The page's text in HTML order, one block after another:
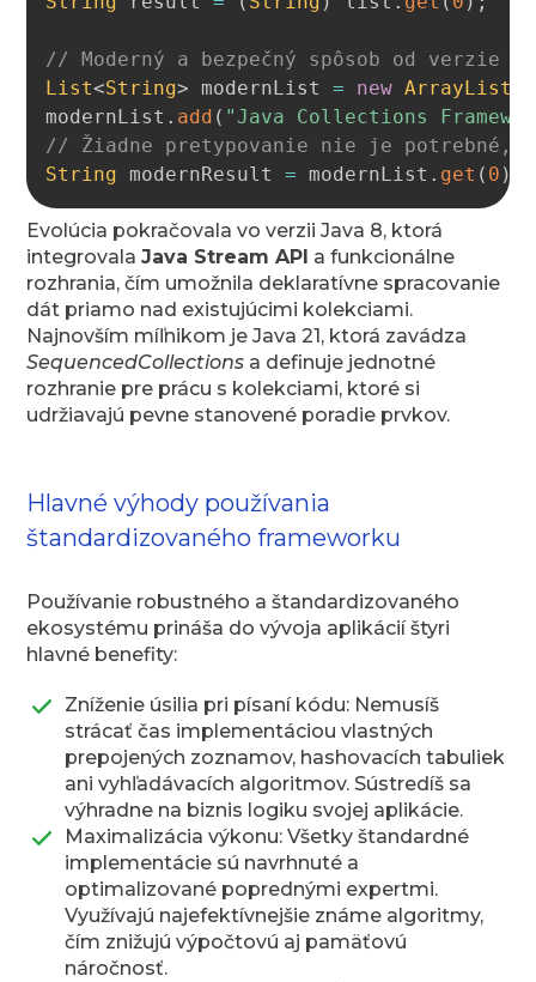
// Moderný a bezpečný spôsob od verzie
List<String> modernList = new ArrayList
modernList . add ( "Java Collections
// Žiadne pretypovanie nie je potrebné,
String modernResult = modernList . get ( 0 )
Evolúcia pokračovala vo verzii Java 8, ktorá
integrovalaJava Stream API a funkcionálne
rozhrania, čím umožnila deklaratívne spracovanie
dát priamo nad existujúcimi kolekciami.
Najnovším míľnikom je Java 21, ktorá zavádza
SequencedCollections a definuje jednotné
rozhranie pre prácu s kolekciami, ktoré si
udržiavajú pevne stanovené poradie prvkov.
Hlavné výhody používania
štandardizovaného frameworku
Používanie robustného a štandardizovaného
ekosystému prináša do vývoja aplikácií štyri
hlavné benefity:
Zníženie úsilia pri písaní kódu: Nemusíš
strácať čas implementáciou vlastných
prepojených zoznamov, hashovacích tabuliek
ani vyhľadávacích algoritmov. Sústredíš sa
výhradne na biznis logiku svojej aplikácie.
Maximalizácia výkonu: Všetky štandardné
implementácie sú navrhnuté a
optimalizované poprednými expertmi.
Využívajú najefektívnejšie známe algoritmy,
čím znižujú výpočtovú aj pamäťovú
náročnosť.